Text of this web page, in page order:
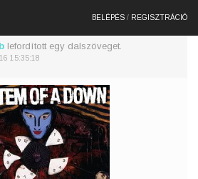
BELÉPÉS / REGISZTRÁCIÓ
lefordított egy dalszöveget.
15:35:18